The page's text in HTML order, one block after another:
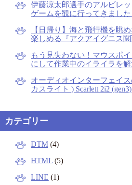
伊藤涼太郎選手のアルビレ
ゲームを観に行ってきました
【日帰り】海と飛行機を眺
楽しめる『アクアイグニス関
もう見失わない！マウスポ
にして作業中のイライラを解
オーディオインターフェイス
カスライト ) Scarlett 2i2
カテゴリー
DTM (4)
HTML (5)
LINE (1)